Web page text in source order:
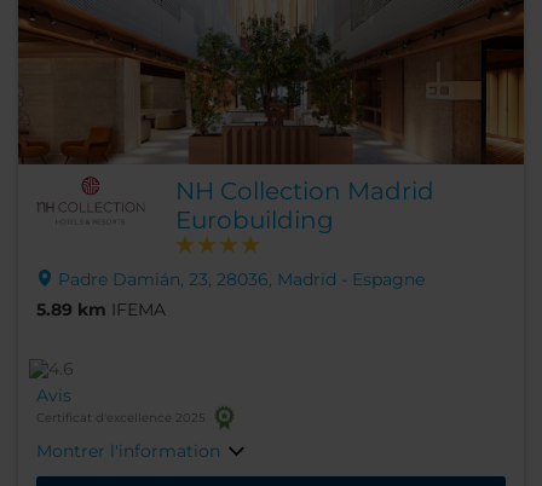
NH Collection Madrid
Eurobuilding
Padre Damián, 23, 28036, Madrid - Espagne
5.89 km IFEMA
Avis
Certificat d'excellence 2025
Montrer l'information